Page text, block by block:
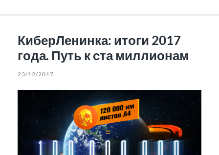
КиберЛенинка: итоги 2017
года. Путь к ста миллионам
23/12/2017